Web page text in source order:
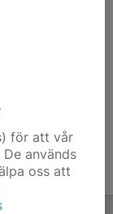
för att vår
används
oss att